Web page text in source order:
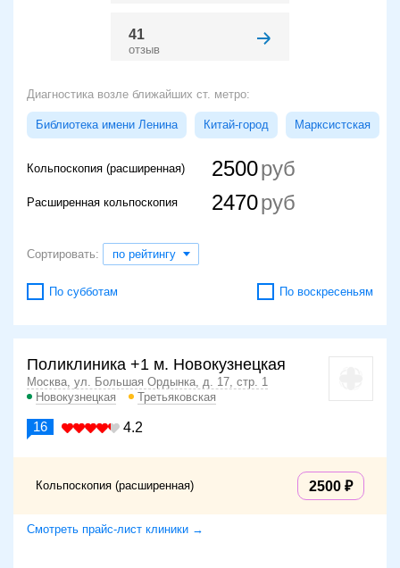
41
отзыв
Диагностика возле ближайших ст. метро:
Библиотека имени Ленина Китай-город Марксистская
Кольпоскопия (расширенная) 2500
Расширенная кольпоскопия 2470
Сортировать: по рейтингу
По субботам По воскресеньям
Поликлиника +1 м. Новокузнецкая
Москва, ул. Большая Ордынка, д. 17, стр. 1
Новокузнецкая
Третьяковская
16 4.2
Кольпоскопия (расширенная) 2500
Смотреть прайс-лист клиники →